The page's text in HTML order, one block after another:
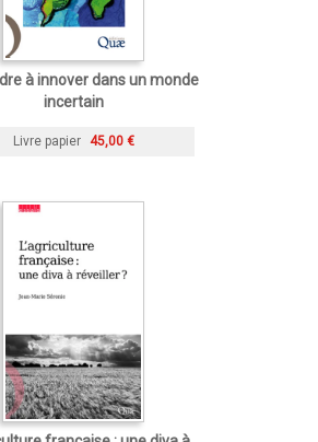
à innover dans un monde
incertain
Livre papier 45,00 €